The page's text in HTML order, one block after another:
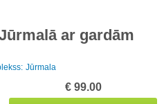
ar gardām
Jūrmala
€ 99.00